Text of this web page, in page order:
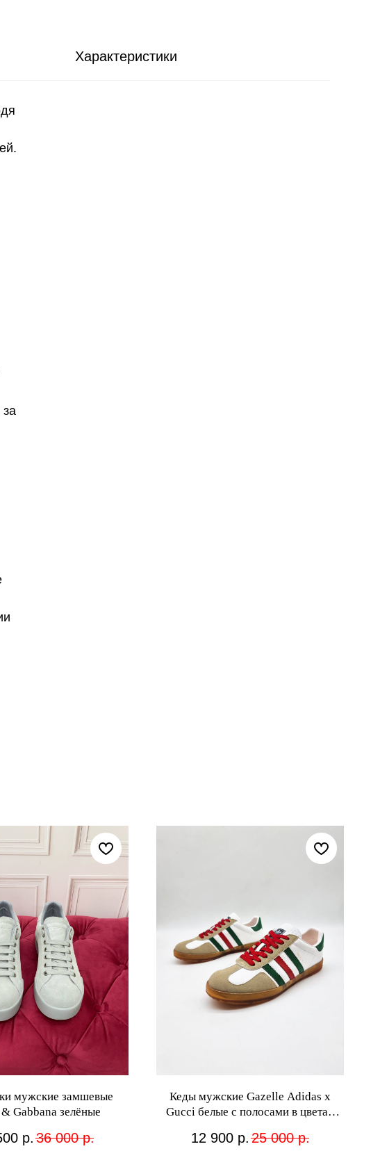
Характеристики
мужские замшевые
Gabbana зелёные
р. 36 000 р.
Кеды мужские Gazelle Adidas x
Gucci белые с полосами в цветах
12 900 р. 25 000 р.